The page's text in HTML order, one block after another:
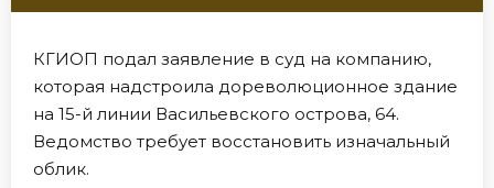
КГИОП подал заявление в суд на компанию,
которая надстроила дореволюционное здание
на 15-й линии Васильевского острова, 64.
Ведомство требует восстановить изначальный
облик.